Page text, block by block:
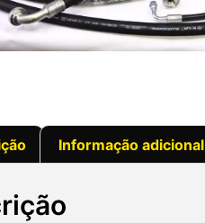
Informação adicional